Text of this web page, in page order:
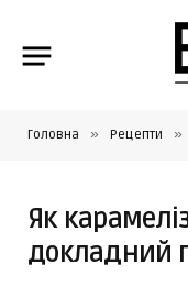
Головна » Рецепти »
Як
докладний